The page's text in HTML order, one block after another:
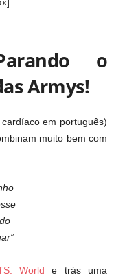
o
Armys!
em português)
muito bem com
World e trás uma